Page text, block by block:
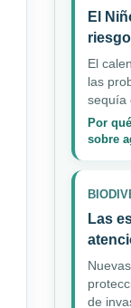
El
El
las
sequía
Por
sobre
Las
de